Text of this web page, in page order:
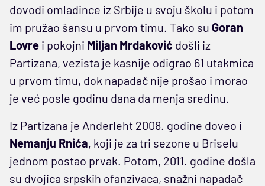
dovodi omladince iz Srbije u svoju školu i potom
im pružao šansu u prvom timu. Tako su Goran
Lovre i pokojni Miljan Mrdaković došli iz
Partizana, vezista je kasnije odigrao 61 utakmica
u prvom timu, dok napadač nije prošao i morao
je već posle godinu dana da menja sredinu.
Iz Partizana je Anderleht 2008. godine doveo i
Nemanju Rnića, koji je za tri sezone u Briselu
jednom postao prvak. Potom, 2011. godine došla
su dvojica srpskih ofanzivaca, snažni napadač